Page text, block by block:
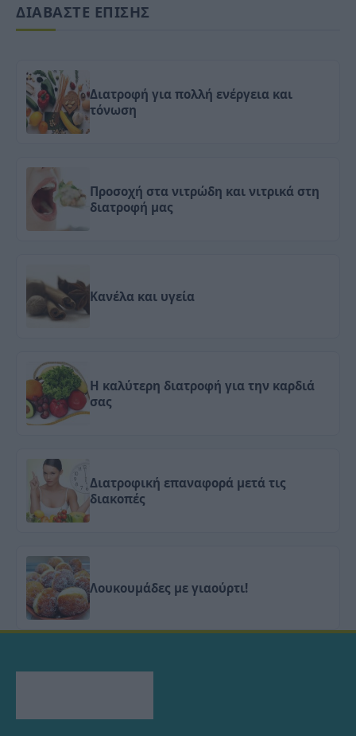
ΔΙΑΒΑΣΤΕ ΕΠΙΣΗΣ
Διατροφή για πολλή ενέργεια και
τόνωση
Προσοχή στα νιτρώδη και νιτρικά στη
διατροφή μας
Κανέλα και υγεία
Η καλύτερη διατροφή για την καρδιά
σας
Διατροφική επαναφορά μετά τις
διακοπές
Λουκουμάδες με γιαούρτι!